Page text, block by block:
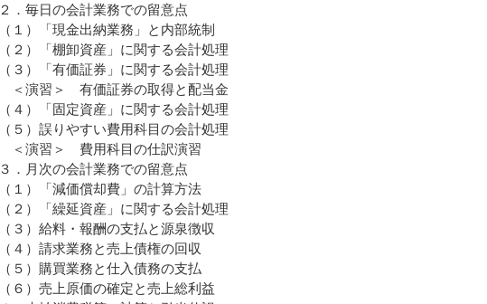
２．毎日の会計業務での留意点
（１）「現金出納業務」と内部統制
（２）「棚卸資産」に関する会計処理
（３）「有価証券」に関する会計処理
＜演習＞ 有価証券の取得と配当金
（４）「固定資産」に関する会計処理
（５）誤りやすい費用科目の会計処理
＜演習＞ 費用科目の仕訳演習
３．月次の会計業務での留意点
（１）「減価償却費」の計算方法
（２）「繰延資産」に関する会計処理
（３）給料・報酬の支払と源泉徴収
（４）請求業務と売上債権の回収
（５）購買業務と仕入債務の支払
（６）売上原価の確定と売上総利益